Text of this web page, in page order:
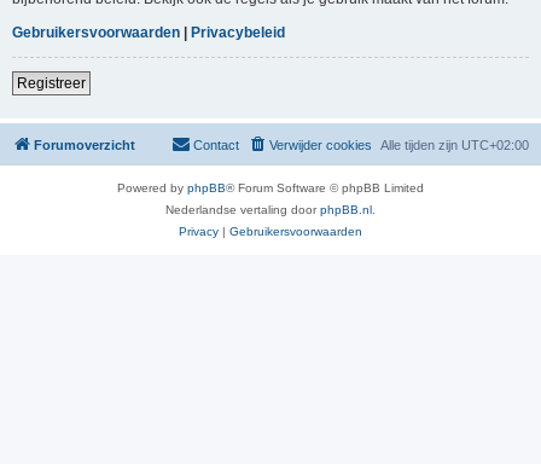
Gebruikersvoorwaarden | Privacybeleid
Registreer
Forumoverzicht Alle tijden zijn UTC+02:00
Verwijder cookies
Contact
Powered by phpBB® Forum Software © phpBB Limited
Nederlandse vertaling doorphpBB.nl
Privacy | Gebruikersvoorwaarden